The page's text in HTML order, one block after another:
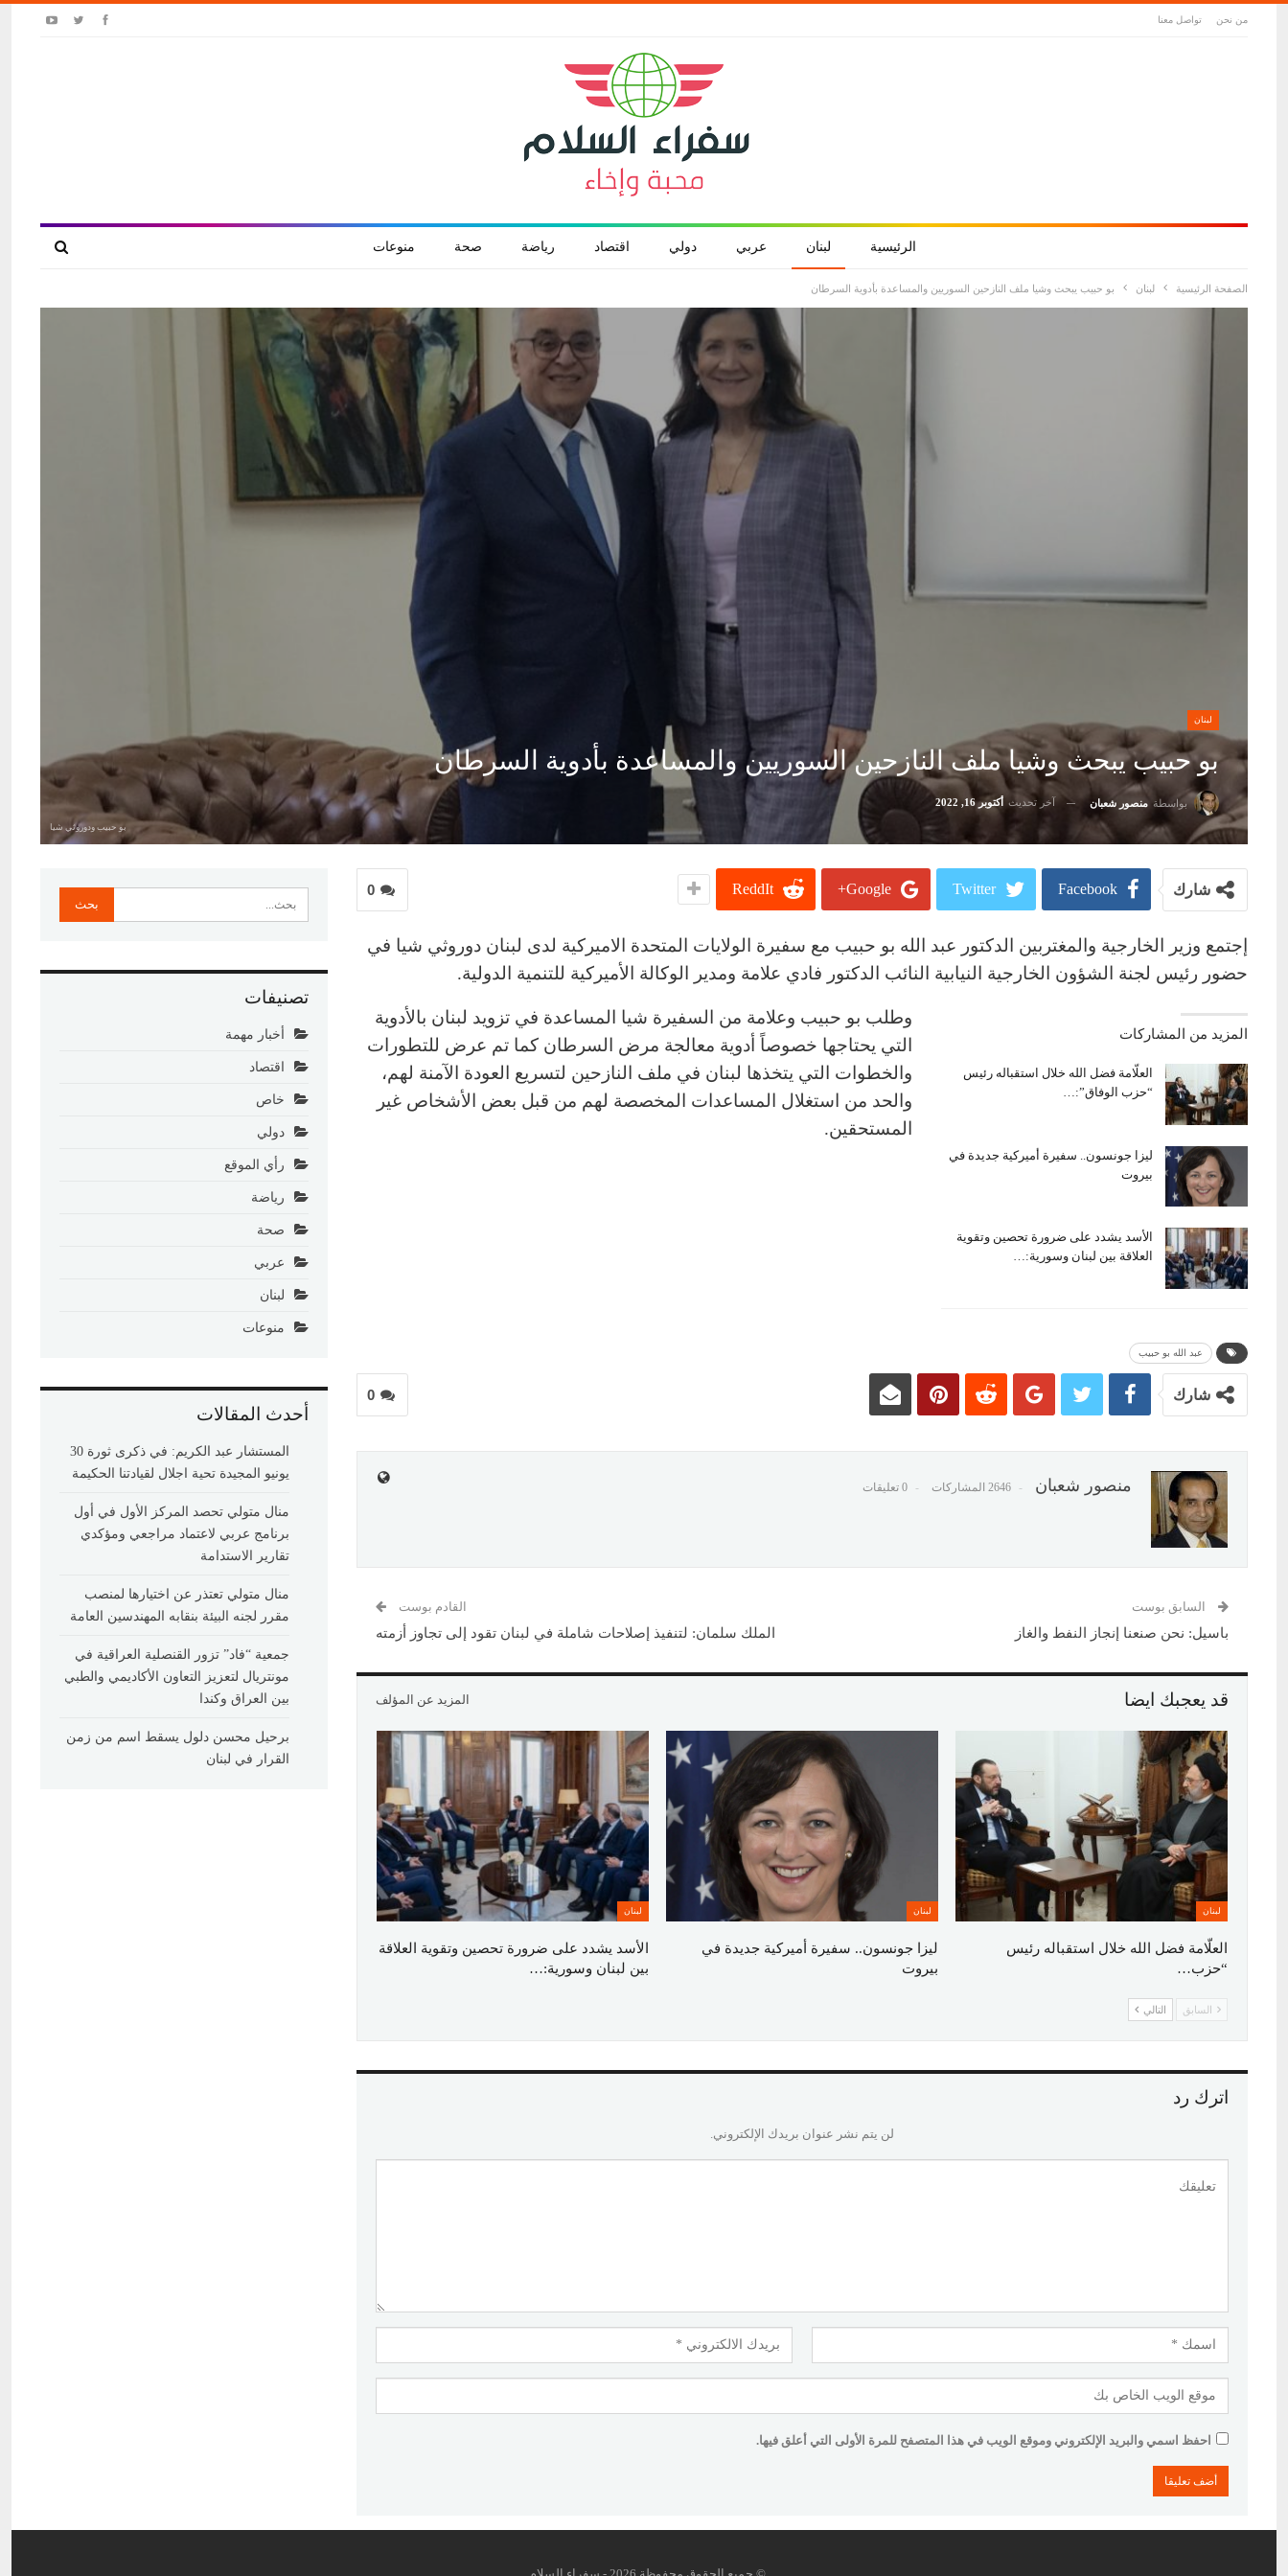
من نحن تواصل معنا
الرئيسية لبنان عربي دولي اقتصاد رياضة صحة منوعات
الصفحة الرئيسية لبنان بو حبيب يبحث وشيا ملف النازحين السوريين والمساعدة بأدوية السرطان
لبنان
بو حبيب يبحث وشيا ملف النازحين السوريين والمساعدة بأدوية السرطان
بواسطة منصور شعبان آخر تحديث أكتوبر 16, 2022
بو حبيب ودوروثي شيا
0 شارك Facebook
Twitter
Google+
ReddIt
إجتمع وزير الخارجية والمغتربين الدكتور عبد الله بو حبيب مع سفيرة الولايات المتحدة الاميركية لدى لبنان دوروثي شيا في
حضور رئيس لجنة الشؤون الخارجية النيابية النائب الدكتور فادي علامة ومدير الوكالة الأميركية للتنمية الدولية.
المزيد من المشاركات
العلّامة فضل الله خلال استقباله رئيس
“حزب الوفاق”:…
ليزا جونسون.. سفيرة أميركية جديدة في
بيروت
الأسد يشدد على ضرورة تحصين وتقوية
العلاقة بين لبنان وسورية:…
وطلب بو حبيب وعلامة من السفيرة شيا المساعدة في تزويد لبنان بالأدوية
التي يحتاجها خصوصاً أدوية معالجة مرض السرطان كما تم عرض للتطورات
والخطوات التي يتخذها لبنان في ملف النازحين لتسريع العودة الآمنة لهم،
والحد من استغلال المساعدات المخصصة لهم من قبل بعض الأشخاص غير
المستحقين.
عبد الله بو حبيب
0 شارك
منصور شعبان 2646 المشاركات 0 تعليقات
السابق بوست
باسيل: نحن صنعنا إنجاز النفط والغاز
القادم بوست
الملك سلمان: لتنفيذ إصلاحات شاملة في لبنان تقود إلى تجاوز أزمته
قد يعجبك ايضا المزيد عن المؤلف
لبنان
العلّامة فضل الله خلال استقباله رئيس
“حزب…
لبنان
ليزا جونسون.. سفيرة أميركية جديدة في
بيروت
لبنان
الأسد يشدد على ضرورة تحصين وتقوية العلاقة
بين لبنان وسورية:…
السابق التالي
اترك رد
لن يتم نشر عنوان بريدك الإلكتروني.
احفظ اسمي والبريد الإلكتروني وموقع الويب في هذا المتصفح للمرة الأولى التي أعلق فيها.
تصنيفات
أخبار مهمة
اقتصاد
خاص
دولي
رأي الموقع
رياضة
صحة
عربي
لبنان
منوعات
أحدث المقالات
المستشار عبد الكريم: في ذكرى ثورة 30
يونيو المجيدة تحية اجلال لقيادتنا الحكيمة
منال متولي تحصد المركز الأول في أول
برنامج عربي لاعتماد مراجعي ومؤكدي
تقارير الاستدامة
منال متولي تعتذر عن اختيارها لمنصب
مقرر لجنه البيئة بنقابه المهندسين العامة
جمعية “فاد” تزور القنصلية العراقية في
مونتريال لتعزيز التعاون الأكاديمي والطبي
بين العراق وكندا
برحيل محسن دلول يسقط اسم من زمن
القرار في لبنان